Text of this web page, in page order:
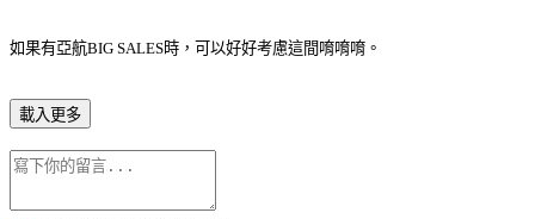
如果有亞航BIG SALES時，可以好好考慮這間唷唷唷。
載入更多